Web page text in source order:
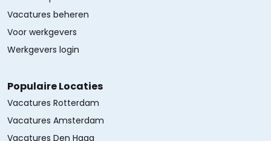
Vacatures beheren
Voor werkgevers
Werkgevers login
Populaire Locaties
Vacatures Rotterdam
Vacatures Amsterdam
Vacatures Den Haag